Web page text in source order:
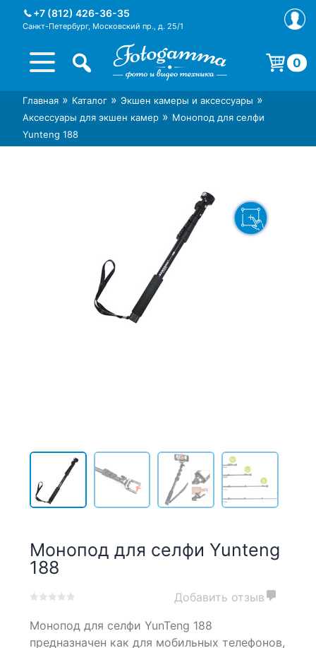
+7 (812) 426-36-35
Санкт-Петербург, Московский пр., д. 25/1
Интернет-магазин фототехники
Foto-Gamma в СПб
Магазин фотоаксессуаров foto-
gamma.ru
0
Корзина пуста.
Главная » Каталог » Экшен камеры и аксессуары »
Аксессуары для экшен камер » Монопод для селфи
Yunteng 188
Монопод для селфи Yunteng
188
out
Добавить отзыв
Монопод для селфи YunTeng 188
предназначен как для мобильных телефонов,